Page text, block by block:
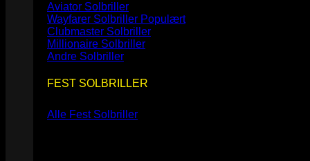
Aviator Solbriller
Wayfarer Solbriller
Clubmaster Solbriller
Millionaire Solbriller
Andre Solbriller
FEST SOLBRILLER
Alle Fest Solbriller